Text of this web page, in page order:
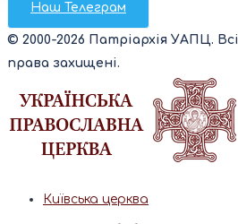
Наш Телеграм
© 2000-2026 Патріархія УАПЦ. Всі
права захищені.
Київська церква